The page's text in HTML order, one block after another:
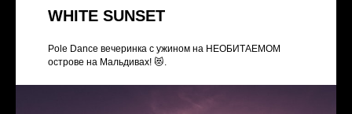
WHITE SUNSET
Pole Dance вечеринка с ужином на НЕОБИТАЕМОМ
острове на Мальдивах! 😻.